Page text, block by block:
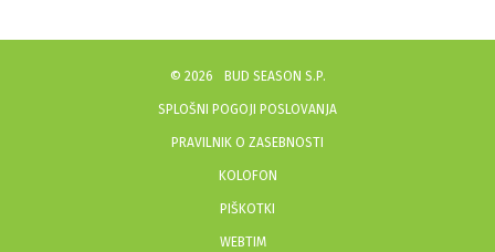
© 2026 BUD SEASON S.P.
SPLOŠNI POGOJI POSLOVANJA
PRAVILNIK O ZASEBNOSTI
KOLOFON
PIŠKOTKI
WEBTIM